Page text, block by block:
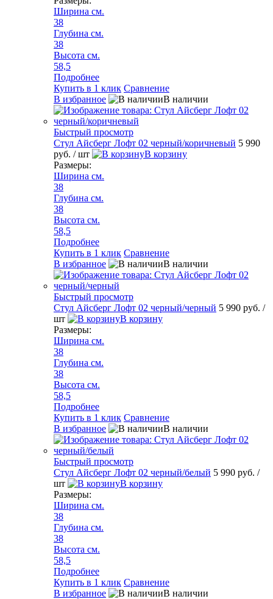
Ширина см.
38
Глубина см.
38
Высота см.
58,5
Подробнее
Купить в 1 клик Сравнение
В избранное
В наличии
Быстрый просмотр
Стул Айсберг Лофт 02 черный/коричневый 5 990
руб. / шт
В корзину
Размеры:
Ширина см.
38
Глубина см.
38
Высота см.
58,5
Подробнее
Купить в 1 клик Сравнение
В избранное
В наличии
Быстрый просмотр
Стул Айсберг Лофт 02 черный/черный 5 990 руб. /
шт
В корзину
Размеры:
Ширина см.
38
Глубина см.
38
Высота см.
58,5
Подробнее
Купить в 1 клик Сравнение
В избранное
В наличии
Быстрый просмотр
Стул Айсберг Лофт 02 черный/белый 5 990 руб. /
шт
В корзину
Размеры:
Ширина см.
38
Глубина см.
38
Высота см.
58,5
Подробнее
Купить в 1 клик Сравнение
В избранное
В наличии